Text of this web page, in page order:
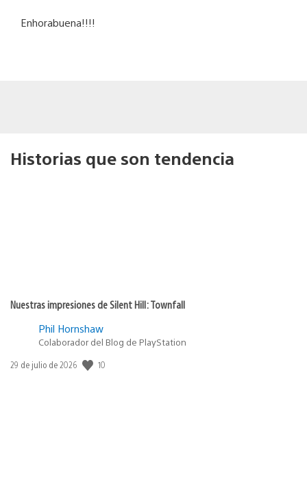
Enhorabuena!!!!
Historias que son tendencia
Nuestras impresiones de Silent Hill: Townfall
Phil Hornshaw
Colaborador del Blog de PlayStation
Fecha
29 de julio de 2026 10